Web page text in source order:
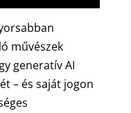
művészek
generatív AI
– és saját jogon